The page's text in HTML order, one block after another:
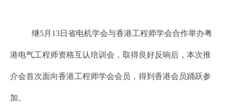
继5月13日省电机学会与香港工程师学会合作举办粤
港电气工程师资格互认培训会，取得良好反响后，本次推
介会首次面向香港工程师学会会员，得到香港会员踊跃参
加。